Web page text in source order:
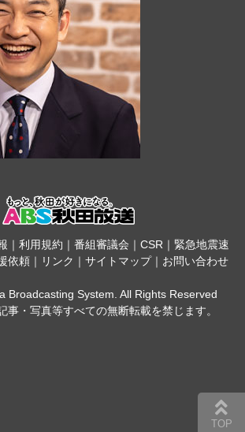
｜ 利用規約 ｜ 番組審議会 ｜ CSR｜ 緊急地震速
依頼 ｜ リンク ｜ サイトマップ｜ お問い合わせ
Broadcasting System. All Rights Reserved
事・写真等すべての無断転載を禁じます。